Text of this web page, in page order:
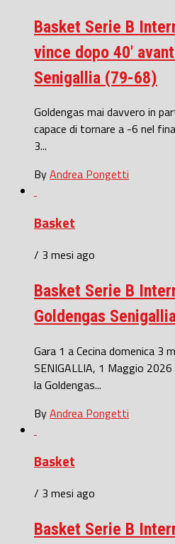
Basket Serie B
vince dopo 40′
Senigallia (79-68)
Goldengas mai davvero in
capace di tornare a -6 nel
3...
ByAndrea Pongetti
Basket
/ 3 mesi ago
Basket Serie B
Goldengas
Gara 1 a Cecina domenica 3
SENIGALLIA, 1 Maggio
la Goldengas...
ByAndrea Pongetti
Basket
/ 3 mesi ago
Basket Serie B